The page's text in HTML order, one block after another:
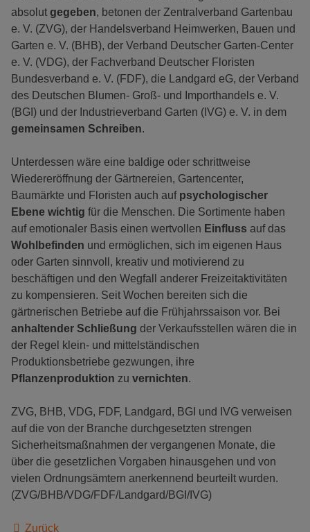
absolut gegeben, betonen der Zentralverband Gartenbau
e. V. (ZVG), der Handelsverband Heimwerken, Bauen und
Garten e. V. (BHB), der Verband Deutscher Garten-Center
e. V. (VDG), der Fachverband Deutscher Floristen
Bundesverband e. V. (FDF), die Landgard eG, der Verband
des Deutschen Blumen- Groß- und Importhandels e. V.
(BGI) und der Industrieverband Garten (IVG) e. V. in dem
gemeinsamen Schreiben.
Unterdessen wäre eine baldige oder schrittweise
Wiedereröffnung der Gärtnereien, Gartencenter,
Baumärkte und Floristen auch aufpsychologischer
Ebene wichtig für die Menschen. Die Sortimente haben
auf emotionaler Basis einen wertvollen Einfluss auf das
Wohlbefinden und ermöglichen, sich im eigenen Haus
oder Garten sinnvoll, kreativ und motivierend zu
beschäftigen und den Wegfall anderer Freizeitaktivitäten
zu kompensieren. Seit Wochen bereiten sich die
gärtnerischen Betriebe auf die Frühjahrssaison vor. Bei
anhaltender Schließung der Verkaufsstellen wären die in
der Regel klein- und mittelständischen
Produktionsbetriebe gezwungen, ihre
Pflanzenproduktion zu vernichten.
ZVG, BHB, VDG, FDF, Landgard, BGI und IVG verweisen
auf die von der Branche durchgesetzten strengen
Sicherheitsmaßnahmen der vergangenen Monate, die
über die gesetzlichen Vorgaben hinausgehen und von
vielen Ordnungsämtern anerkennend beurteilt wurden.
(ZVG/BHB/VDG/FDF/Landgard/BGI/IVG)
Zurück